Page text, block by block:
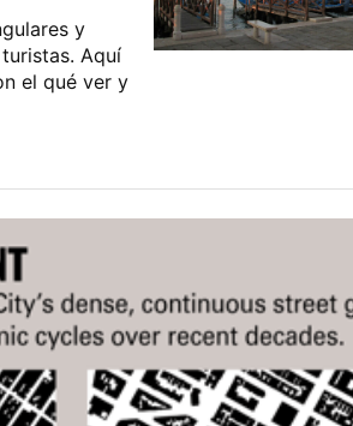
y
Aquí
el qué ver y